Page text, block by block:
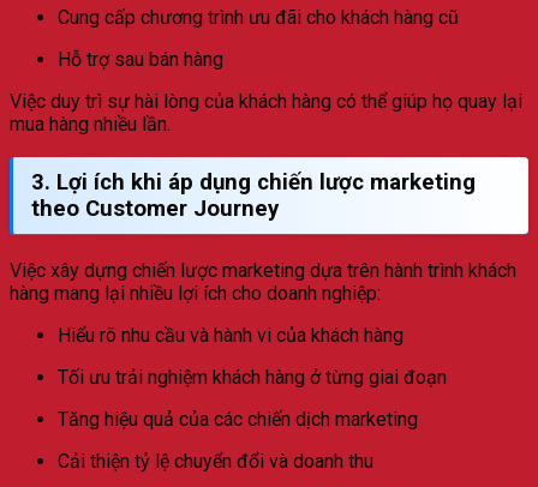
Cung cấp chương trình ưu đãi cho khách hàng cũ
Hỗ trợ sau bán hàng
Việc duy trì sự hài lòng của khách hàng có thể giúp họ quay lại
mua hàng nhiều lần.
3. Lợi ích khi áp dụng chiến lược marketing
theo Customer Journey
Việc xây dựng chiến lược marketing dựa trên hành trình khách
hàng mang lại nhiều lợi ích cho doanh nghiệp:
Hiểu rõ nhu cầu và hành vi của khách hàng
Tối ưu trải nghiệm khách hàng ở từng giai đoạn
Tăng hiệu quả của các chiến dịch marketing
Cải thiện tỷ lệ chuyển đổi và doanh thu